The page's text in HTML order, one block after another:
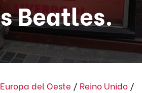
Beatles.
Europa del Oeste / Reino Unido /